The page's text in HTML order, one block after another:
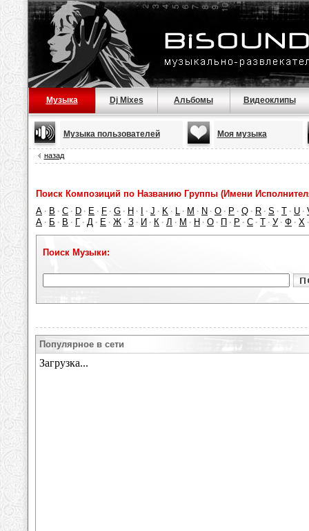
Музыка Dj Mixes Альбомы Видеоклипы
Музыка пользователей Моя музыка
назад
Поиск Композиций по Названию Группы (Имени
A · B · C · D · E · F · G · H · · J · K · L · M · N · O · P · Q · R · S · T · U ·
А · Б · В · Г · Д · Е · Ж · З · И · К · Л · М · Н · О · П · Р · С · Т · У · Ф · Х
Поиск Музыки:
Популярное в сети